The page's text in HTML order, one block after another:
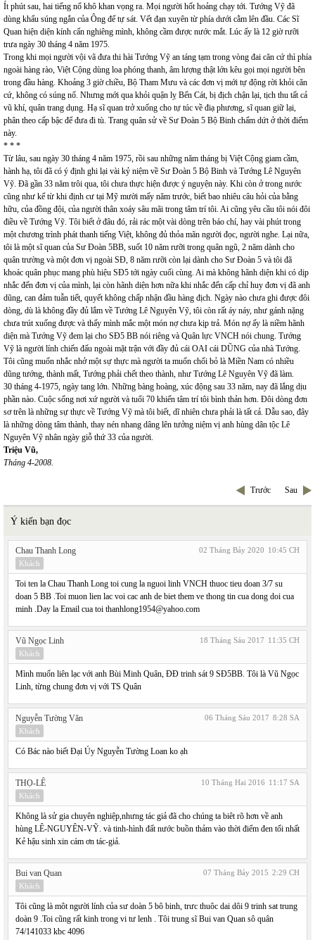
Ít phút sau, hai tiếng nổ khô khan vọng ra. Mọi người hốt hoảng chạy tới. Tướng Vỹ đã
dùng khẩu súng ngắn của Ông để tự sát. Vết đạn xuyên từ phía dưới cằm lên đầu. Các Sĩ
Quan hiện diện kính cẩn nghiêng mình, không cầm được nước mắt. Lúc ấy là 12 giờ rưỡi
trưa ngày 30 tháng 4 năm 1975.
Trong khi mọi người vội vã đưa thi hài Tướng Vỹ an táng tạm trong vòng đai căn cứ thì phía
ngoài hàng rào, Việt Cộng dùng loa phóng thanh, âm lượng thật lớn kêu gọi mọi người bên
trong đầu hàng. Khoảng 3 giờ chiều, Bộ Tham Mưu và các đơn vị mới tự động rời khỏi căn
cứ, không có súng nổ. Nhưng mới qua khỏi quận lỵ Bến Cát, bị địch chận lại, tịch thu tất cả
vũ khí, quân trang dụng. Hạ sĩ quan trở xuống cho tự túc về điạ phương, sĩ quan giữ lại,
phân theo cấp bậc để đưa đi tù. Trang quân sử về Sư Đoàn 5 Bộ Binh chấm dứt ở thời điểm
này.
* * *
Từ lâu, sau ngày 30 tháng 4 năm 1975, rồi sau những năm tháng bị Việt Cộng giam cầm,
hành hạ, tôi đã có ý định ghi lại vài kỷ niệm về Sư Đoàn 5 Bộ Binh và Tướng Lê Nguyên
Vỹ. Đã gần 33 năm trôi qua, tôi chưa thực hiện được ý nguyện này. Khi còn ở trong nước
cũng như kể từ khi định cư tại Mỹ mười mấy năm trước, biết bao nhiêu câu hỏi của bằng
hữu, của đồng đội, của người thân xoáy sâu mãi trong tâm trí tôi. Ai cũng yêu cầu tôi nói đôi
điều về Tướng Vỹ. Tôi biết ở đâu đó, rải rác một vài dòng trên báo chí, hay vài phút trong
một chương trình phát thanh tiếng Việt, không đủ thỏa mãn người đọc, người nghe. Lại nữa,
tôi là một sĩ quan của Sư Đoàn 5BB, suốt 10 năm rưỡi trong quân ngũ, 2 năm dành cho
quân trường và một đơn vị ngoài SĐ, 8 năm rưỡi còn lại dành cho Sư Đoàn 5 và tôi đã
khoác quân phục mang phù hiệu SĐ5 tới ngày cuối cùng. Ai mà không hãnh diện khi có dịp
nhắc đến đơn vị của mình, lại còn hãnh diện hơn nữa khi nhắc đến cấp chỉ huy đơn vị đã anh
dũng, can đảm tuẫn tiết, quyết không chấp nhận đầu hàng địch. Ngày nào chưa ghi được đôi
dòng, dù là không đầy đủ lắm về Tướng Lê Nguyên Vỹ, tôi còn rất áy náy, như gánh nặng
chưa trút xuống được và thấy mình mắc một món nợ chưa kịp trả. Món nợ ấy là niềm hãnh
diện mà Tướng Vỹ đem lại cho SĐ5 BB nói riêng và Quân lực VNCH nói chung. Tướng
Vỹ là người lính chiến đấu ngoài mặt trận với đầy đủ cái OAI cái DŨNG của nhà Tướng.
Tôi cũng muốn nhắc nhở một sự thực mà người ta muốn chối bỏ là Miền Nam có nhiều
dũng tướng, thành mất, Tướng phải chết theo thành, như Tướng Lê Nguyên Vỹ đã làm.
30 tháng 4-1975, ngày tang lớn. Những bàng hoàng, xúc động sau 33 năm, nay đã lắng dịu
phần nào. Cuộc sống nơi xứ người và tuổi 70 khiến tâm trí tôi bình thản hơn. Đôi dòng đơn
sơ trên là những sự thực về Tướng Vỹ mà tôi biết, dĩ nhiên chưa phải là tất cả. Dẫu sao, đây
là những dòng tâm thành, thay nén nhang dâng lên tưởng niệm vị anh hùng dân tộc Lê
Nguyên Vỹ nhân ngày giỗ thứ 33 của người.
Triệu Vũ,
Tháng 4-2008.
Trước Sau
Ý kiến bạn đọc
02 Tháng Bảy 2020 10:45 CH
Chau Thanh Long
Khách
Toi ten la Chau Thanh Long toi cung la nguoi linh VNCH thuoc tieu doan 3/7 su
doan 5 BB .Toi muon lien lac voi cac anh de biet them ve thong tin cua dong doi cua
minh .Day la Email cua toi thanhlong1954@yahoo.com
18 Tháng Sáu 2017 11:35 CH
Vũ Ngọc Linh
Khách
Mình muốn liên lạc với anh Bùi Minh Quân, ĐĐ trinh sát 9 SĐ5BB. Tôi là Vũ Ngọc
Linh, từng chung đơn vị với TS Quân
06 Tháng Sáu 2017 8:28 SA
Nguyễn Tường Văn
Khách
Có Bác nào biết Đại Úy Nguyễn Tường Loan ko ạh
10 Tháng Hai 2016 11:17 SA
THỌ-LÊ
Khách
Không là sử gia chuyên nghiệp,nhưng tác giả đã cho chúng ta biêt rõ hơn về anh
hùng LÊ-NGUYÊN-VỸ. và tinh-hình đất nước buồn thảm vào thời điểm đen tối nhất
Kẻ hậu sinh xin cám ơn tác-giả.
07 Tháng Bảy 2015 2:29 CH
Bui van Quan
Khách
Tôi cũng là môt người lính của sư doàn 5 bô binh, trưc thuôc dai dôi 9 trinh sat trung
doàn 9 .Toi cũng rất kinh trong vi tư lenh . Tôi trung sĩ Bui van Quan sô quân
74/141033 kbc 4096